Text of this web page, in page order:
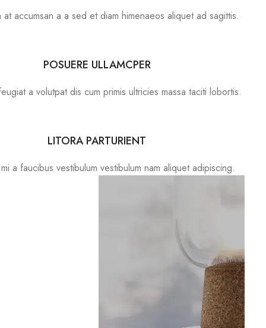
at accumsan a a sed et diam himenaeos aliquet ad sagittis.
POSUERE ULLAMCPER
a volutpat dis cum primis ultricies massa taciti lobortis.
LITORA PARTURIENT
a faucibus vestibulum vestibulum nam aliquet adipiscing.